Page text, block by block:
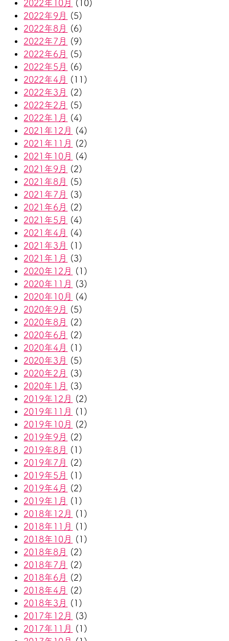
2022年10月
(10)
2022年9月
(5)
2022年8月
(6)
2022年7月
(9)
2022年6月
(5)
2022年5月
(6)
2022年4月
(11)
2022年3月
(2)
2022年2月
(5)
2022年1月
(4)
2021年12月
(4)
2021年11月
(2)
2021年10月
(4)
2021年9月
(2)
2021年8月
(5)
2021年7月
(3)
2021年6月
(2)
2021年5月
(4)
2021年4月
(4)
2021年3月
(1)
2021年1月
(3)
2020年12月
(1)
2020年11月
(3)
2020年10月
(4)
2020年9月
(5)
2020年8月
(2)
2020年6月
(2)
2020年4月
(1)
2020年3月
(5)
2020年2月
(3)
2020年1月
(3)
2019年12月
(2)
2019年11月
(1)
2019年10月
(2)
2019年9月
(2)
2019年8月
(1)
2019年7月
(2)
2019年5月
(1)
2019年4月
(2)
2019年1月
(1)
2018年12月
(1)
2018年11月
(1)
2018年10月
(1)
2018年8月
(2)
2018年7月
(2)
2018年6月
(2)
2018年4月
(2)
2018年3月
(1)
2017年12月
(3)
2017年11月
(1)